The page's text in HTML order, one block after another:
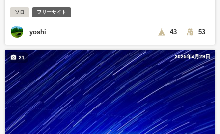
ソロ フリーサイト
yoshi 43 53
2025年4月29日
21